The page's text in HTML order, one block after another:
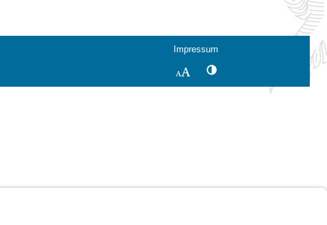
Impressum
SchriftgrößeKontrastwechsel